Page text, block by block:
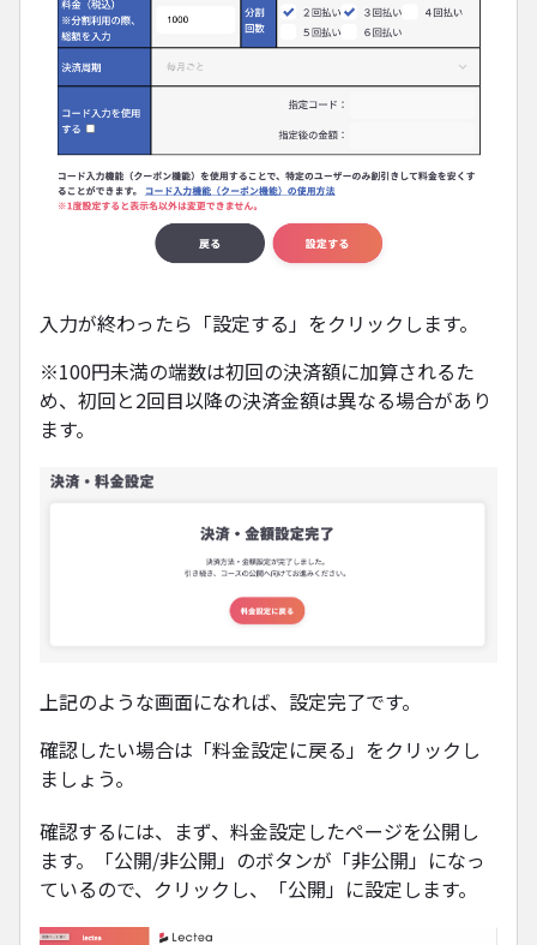
入力が終わったら「設定する」をクリックします。
※100円未満の端数は初回の決済額に加算されるた
め、初回と2回目以降の決済金額は異なる場合があり
ます。
上記のような画面になれば、設定完了です。
確認したい場合は「料金設定に戻る」をクリックし
ましょう。
確認するには、まず、料金設定したページを公開し
ます。「公開/非公開」のボタンが「非公開」になっ
ているので、クリックし、「公開」に設定します。